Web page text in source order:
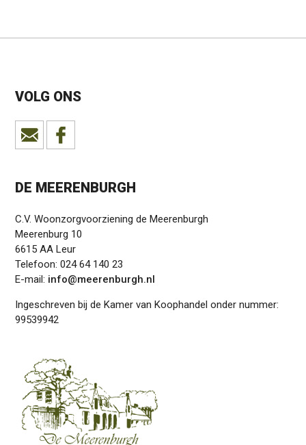
VOLG ONS
DE MEERENBURGH
C.V. Woonzorgvoorziening de Meerenburgh
Meerenburg 10
6615 AA Leur
Telefoon: 024 64 140 23
E-mail: info@meerenburgh.nl
Ingeschreven bij de Kamer van Koophandel onder nummer:
99539942